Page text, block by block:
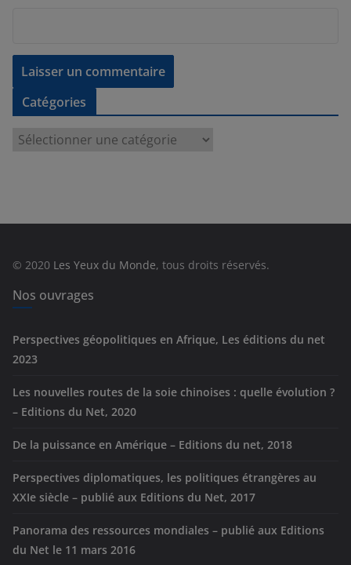
Catégories
e
s
© 2020 Les Yeux du Monde, tous droits réservés.
Nos ouvrages
Perspectives géopolitiques en Afrique, Les éditions du net
2023
Les nouvelles routes de la soie chinoises : quelle évolution ?
– Editions du Net, 2020
De la puissance en Amérique – Editions du net, 2018
Perspectives diplomatiques, les politiques étrangères au
XXIe siècle – publié aux Editions du Net, 2017
Panorama des ressources mondiales – publié aux Editions
du Net le 11 mars 2016